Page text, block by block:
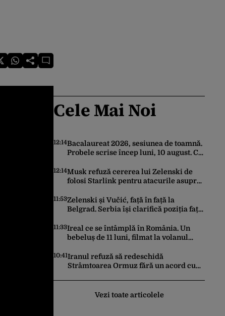
Cele Mai Noi
12:14Bacalaureat 2026, sesiunea de toamnă.
Probele scrise încep luni, 10 august. Ce
12:14Musk refuză cererea lui Zelenski de
folosi Starlink pentru atacurile asupra
11:53Zelenski și Vučić, față în față la
Belgrad. Serbia își clarifică poziția față
11:33Ireal ce se întâmplă în România. Un
bebeluș de 11 luni, filmat la volanul
10:41Iranul refuză să redeschidă
Strâmtoarea Ormuz fără un acord cu
Vezi toate articolele